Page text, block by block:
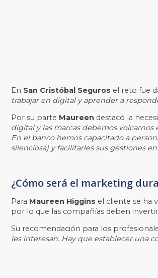
En San Cristóbal Seguros el reto fue
trabajar en digital y aprender a
Por su parte Maureen destacó la
digital y las marcas debemos
En el banco hemos capacitado a
silenciosa) y facilitarles sus gestiones
¿Cómo será el marketing
Para Maureen Higgins el cliente se ha
por lo que las compañías deben
Su recomendación para los
les interesan. Hay que establecer una